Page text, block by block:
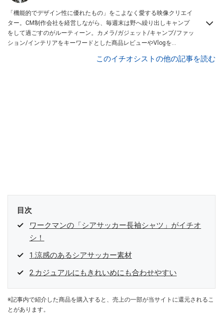
「機能的でデザイン性に優れたもの」をこよなく愛する映像クリエイ
ター。CM制作会社を経営しながら、毎週末は野へ繰り出しキャンプ
をして過ごすのがルーティーン。カメラ/ガジェット/キャンプ/ファッ
ション/インテリアをキーワードとした商品レビューやVlogを
クマンで過ごしている自称 #ワークマンおじさん である。 Twitterはこ
このイチオシストの他の記事を読む
目次
ワークマンの「シアサッカー長袖シャツ」がイチオ
シ！
1.涼感のあるシアサッカー素材
2.カジュアルにもきれいめにも合わせやすい
※記事内で紹介した商品を購入すると、売上の一部が当サイトに還元されるこ
とがあります。